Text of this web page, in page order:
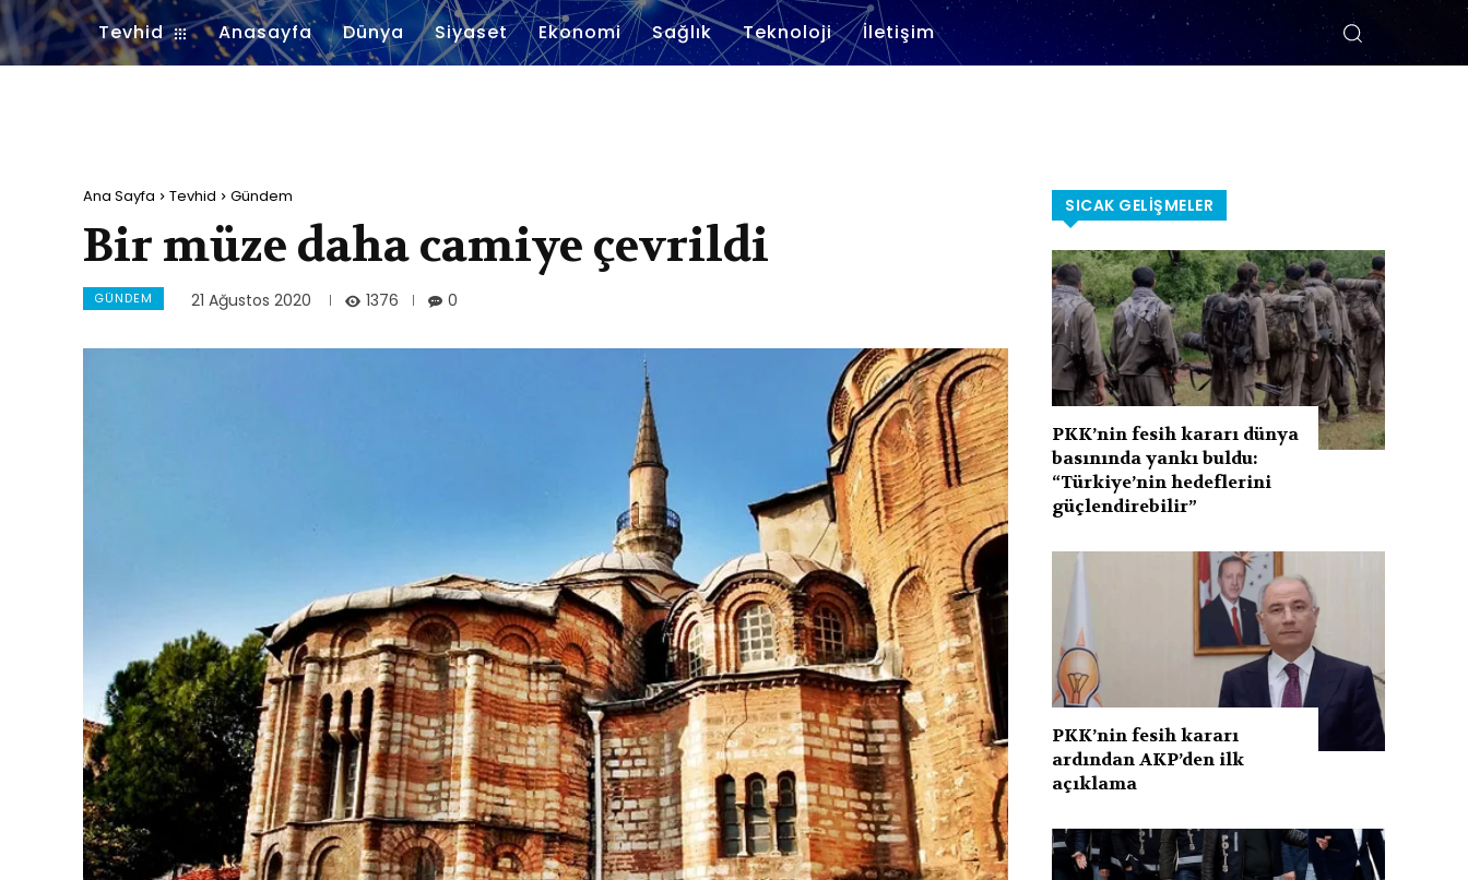
Tevhid Anasayfa Dünya Siyaset Ekonomi Sağlık Teknoloji İletişim
Ana Sayfa Tevhid Gündem
Bir müze daha camiye çevrildi
GÜNDEM 21 Ağustos 2020 1376 0
SICAK GELIŞMELER
PKK’nin fesih kararı dünya
basınında yankı buldu:
“Türkiye’nin hedeflerini
güçlendirebilir”
PKK’nin fesih kararı
ardından AKP’den ilk
açıklama